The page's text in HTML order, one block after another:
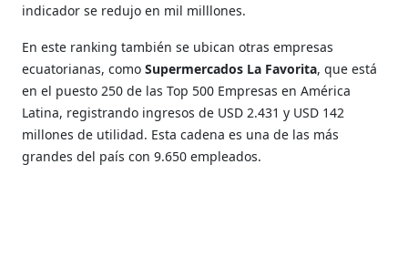
indicador se redujo en mil milllones.
En este ranking también se ubican otras empresas
ecuatorianas, comoSupermercados La Favorita, que está
en el puesto 250 de las Top 500 Empresas en América
Latina, registrando ingresos de USD 2.431 y USD 142
millones de utilidad. Esta cadena es una de las más
grandes del país con 9.650 empleados.